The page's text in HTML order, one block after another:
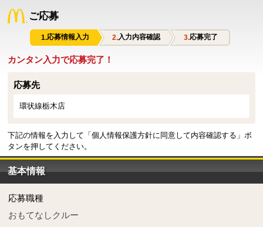
ご応募
応募情報入力 入力内容確認 応募完了
カンタン入力で応募完了！
応募先
環状線栃木店
下記の情報を入力して「個人情報保護方針に同意して内容確認する」ボ
タンを押してください。
基本情報
応募職種
おもてなしクルー